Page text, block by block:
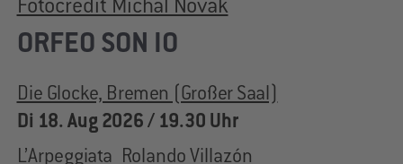
ORFEO SON IO
Die Glocke, Bremen (Großer Saal)
Di 18. Aug 2026 / 19.30 Uhr
L’Arpeggiata Rolando Villazón